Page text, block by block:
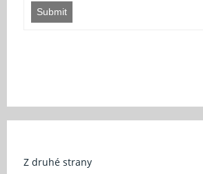
Submit
Z druhé strany